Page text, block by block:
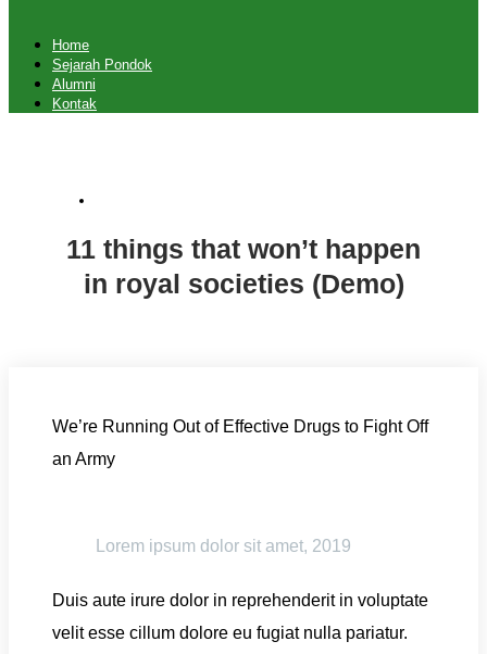
Home
Sejarah Pondok
Alumni
Kontak
11 things that won’t happen
in royal societies (Demo)
We’re Running Out of Effective Drugs to Fight Off
an Army
Lorem ipsum dolor sit amet, 2019
Duis aute irure dolor in reprehenderit in voluptate
velit esse cillum dolore eu fugiat nulla pariatur.